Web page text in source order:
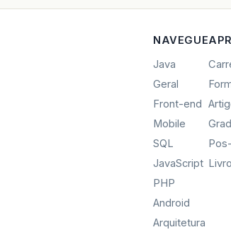
NAVEGUE
Java
Geral
Front-end
Mobile
SQL
JavaScript
PHP
Android
Arquitetura